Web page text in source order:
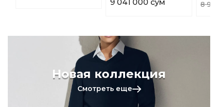
9 041 000 сум 8
Новая коллекция
Смотреть еще